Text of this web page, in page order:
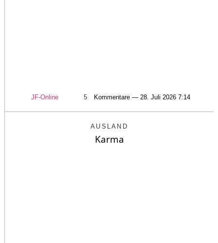
JF-Online 5 Kommentare — 28. Juli 2026 7:14
AUSLAND
Karma